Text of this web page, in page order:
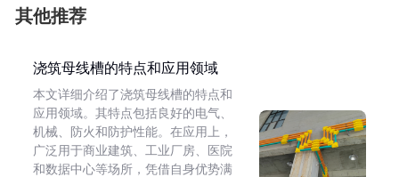
其他推荐
浇筑母线槽的特点和应用领域
本文详细介绍了浇筑母线槽的特点和
应用领域。其特点包括良好的电气、
机械、防火和防护性能。在应用上，
广泛用于商业建筑、工业厂房、医院
和数据中心等场所，凭借自身优势满